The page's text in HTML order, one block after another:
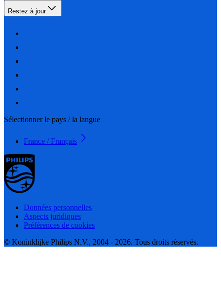
Restez à jour
Sélectionner le pays / la langue
France / Français
Données personnelles
Aspects juridiques
Préférences de cookies
© Koninklijke Philips N.V., 2004 - 2026. Tous droits réservés.